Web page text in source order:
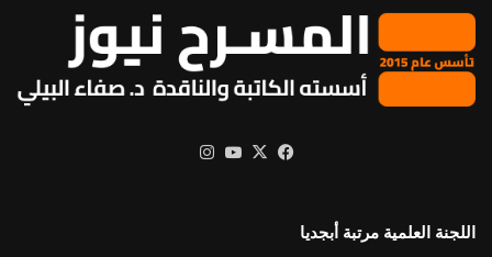
فيسبوك
X يوتيوب
اللجنة العلمية مرتبة أبجديا